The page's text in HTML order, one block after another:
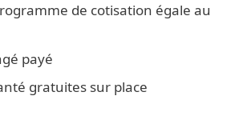
de cotisation égale au
payé
gratuites sur place